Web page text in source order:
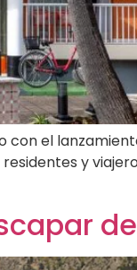
el lanzamiento
y